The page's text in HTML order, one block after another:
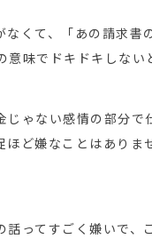
くて、「あの請求
味でドキドキしない
じゃない感情の部分
ど嫌なことはあり
ってすごく嫌いで